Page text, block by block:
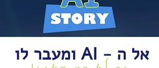
אל ה - AI ומעבר לו